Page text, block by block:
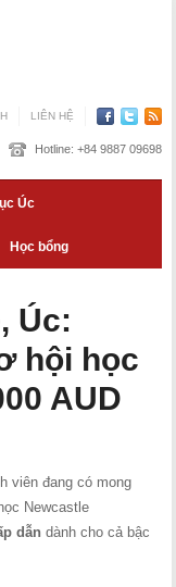
LIÊN HỆ
Hotline: +84 9887 09698
Úc
Học bổng
Úc:
hội học
AUD
viên đang có mong
Newcastle
dẫn dành cho cả bậc